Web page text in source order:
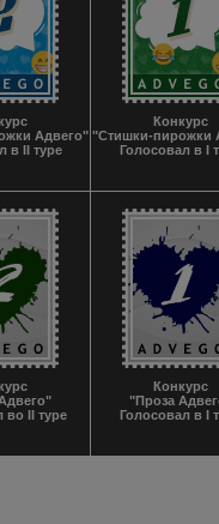
Адвего"
в II туре
Конкурс
"Стишки-пирожки
Голосовал в I
во II туре
Конкурс
"Проза
Голосовал в I